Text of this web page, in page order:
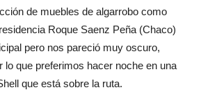
de muebles de algarrobo como
Roque Saenz Peña (Chaco)
pero nos pareció muy oscuro,
lo que preferimos hacer noche en una
que está sobre la ruta.